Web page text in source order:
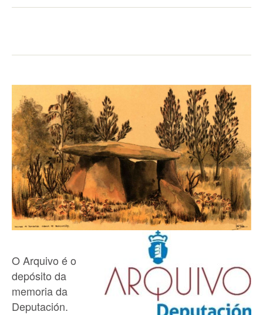
O Arquivo é o
depósito da
memoria da
Deputación.